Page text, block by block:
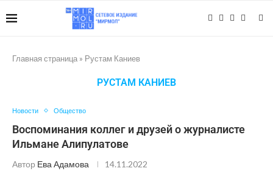
Главная страница » Рустам Каниев
РУСТАМ КАНИЕВ
Новости Общество
Воспоминания коллег и друзей о журналисте
Ильмане Алипулатове
Автор Ева Адамова 14.11.2022